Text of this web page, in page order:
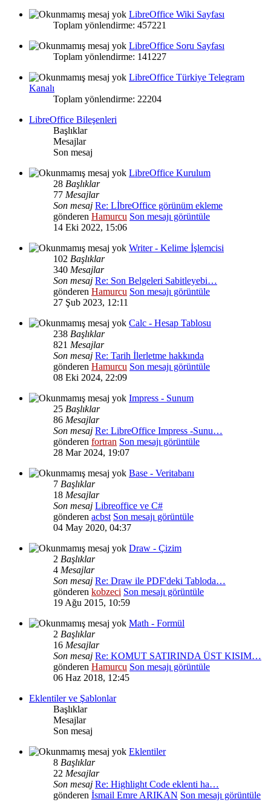
LibreOffice Wiki Sayfası
Toplam yönlendirme: 457221
LibreOffice Soru Sayfası
Toplam yönlendirme: 141227
LibreOffice Türkiye Telegram
Kanalı
Toplam yönlendirme: 22204
LibreOffice Bileşenleri
Başlıklar
Mesajlar
Son mesaj
LibreOffice Kurulum
28 Başlıklar
77 Mesajlar
Son mesaj Re: LİbreOffice görünüm ekleme
gönderen Hamurcu Son mesajı görüntüle
14 Eki 2022, 15:06
Writer - Kelime İşlemcisi
102 Başlıklar
340 Mesajlar
Son mesaj Re: Son Belgeleri Sabitleyebi…
gönderen Hamurcu Son mesajı görüntüle
27 Şub 2023, 12:11
Calc - Hesap Tablosu
238 Başlıklar
821 Mesajlar
Son mesaj Re: Tarih İlerletme hakkında
gönderen Hamurcu Son mesajı görüntüle
08 Eki 2024, 22:09
Impress - Sunum
25 Başlıklar
86 Mesajlar
Son mesaj Re: LibreOffice Impress -Sunu…
gönderen fortran Son mesajı görüntüle
28 Mar 2024, 19:07
Base - Veritabanı
7 Başlıklar
18 Mesajlar
Son mesaj Libreoffice ve C#
gönderen acbst Son mesajı görüntüle
04 May 2020, 04:37
Draw - Çizim
2 Başlıklar
4 Mesajlar
Son mesaj Re: Draw ile PDF'deki Tabloda…
gönderen kobzeci Son mesajı görüntüle
19 Ağu 2015, 10:59
Math - Formül
2 Başlıklar
16 Mesajlar
Son mesaj Re: KOMUT SATIRINDA ÜST KISIM…
gönderen Hamurcu Son mesajı görüntüle
06 Haz 2018, 12:45
Eklentiler ve Şablonlar
Başlıklar
Mesajlar
Son mesaj
Eklentiler
8 Başlıklar
22 Mesajlar
Son mesaj Re: Highlight Code eklenti ha…
gönderen İsmail Emre ARIKAN Son mesajı görüntüle